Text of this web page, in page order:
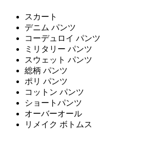
スカート
デニム パンツ
コーデュロイ パンツ
ミリタリー パンツ
スウェット パンツ
総柄 パンツ
ポリ パンツ
コットン パンツ
ショートパンツ
オーバーオール
リメイク ボトムス